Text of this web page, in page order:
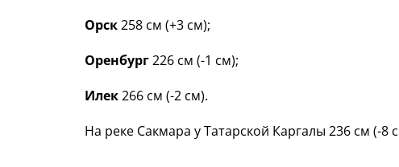
Орск258 см (+3 см);
Оренбург226 см (-1 см);
Илек266 см (-2 см).
На реке Сакмара у Татарской Каргалы 236 см (-8